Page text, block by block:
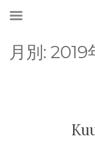
月別: 2019